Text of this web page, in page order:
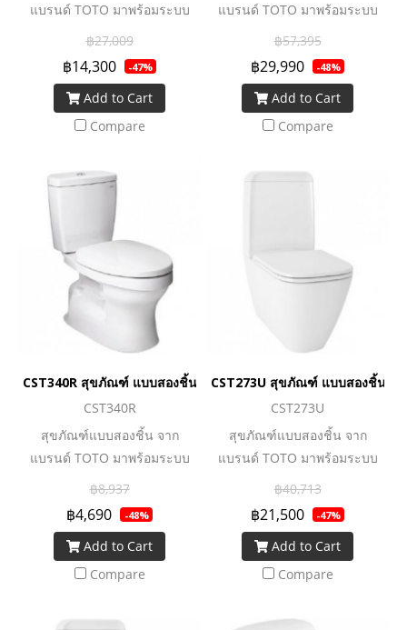
แบรนด์ TOTO มาพร้อมระบบ
ชำระล้างที่ทรงพลัง ทำความ
สะอาดหมดจด ทั้งยังประหยัดน้ำ
ยิ่งขึ้นด้วยเทคโนโลยี Water
Saving ช่วยเพิ่มประสิทธิภาพ
การชำระล้าง แต่ใช้ปริมาณน้ำ
ง่ายด้วยเทคโนโลยีการเคลือบ
สาร Cefiontect ที่พื้นผิวสุข
สุขภัณฑ์ จึงช่วยลดการเกาะติด
ของคราบสกปรกและเชื้อโรค
ถือได้ว่าเป็นอีกหนึ่งตัวเลือกดี ๆ
ของนวัตกรรมโถสุขภัณฑ์ที่มอบ
ความคุ้มค่าและตอบโจทย์การ
ใช้งานอย่างแท้จริง
฿27,009
฿14,300 -47%
Add to Cart
Compare
แบรนด์ TOTO มาพร้อมระบบ
ชำระล้างที่ทรงพลัง ทำความ
สะอาดหมดจด ทั้งยังประหยัดน้ำ
ยิ่งขึ้นด้วยเทคโนโลยี Water
Saving ช่วยเพิ่มประสิทธิภาพ
การชำระล้าง แต่ใช้ปริมาณน้ำ
ง่ายด้วยเทคโนโลยีการเคลือบ
ถือได้ว่าเป็นอีกหนึ่งตัวเลือกดี ๆ
ของนวัตกรรมโถสุขภัณฑ์ที่มอบ
ความคุ้มค่าและตอบโจทย์การ
ใช้งานอย่างแท้จริง
฿57,395
฿29,990 -48%
Add to Cart
Compare
CST340R สุขภัณฑ์ แบบสองชิ้น 3/4.8 ลิตร
CST340R
สุขภัณฑ์แบบสองชิ้น จาก
แบรนด์ TOTO มาพร้อมระบบ
ชำระล้างที่ทรงพลัง ทำความ
สะอาดหมดจด ทั้งยังประหยัดน้ำ
ยิ่งขึ้นด้วยเทคโนโลยี Water
Saving ช่วยเพิ่มประสิทธิภาพ
การชำระล้าง แต่ใช้ปริมาณน้ำ
ง่ายด้วยเทคโนโลยีการเคลือบ
฿8,937
฿4,690 -48%
Add to Cart
Compare
CST273U สุขภัณฑ์ แบบสองชิ้น
CST273U
สุขภัณฑ์แบบสองชิ้น จาก
แบรนด์ TOTO มาพร้อมระบบ
ชำระล้างที่ทรงพลัง ทำความ
สะอาดหมดจด ทั้งยังประหยัดน้ำ
ยิ่งขึ้นด้วยเทคโนโลยี Water
Saving ช่วยเพิ่มประสิทธิภาพ
การชำระล้าง แต่ใช้ปริมาณน้ำ
ง่ายด้วยเทคโนโลยีการเคลือบ
฿40,713
฿21,500 -47%
Add to Cart
Compare